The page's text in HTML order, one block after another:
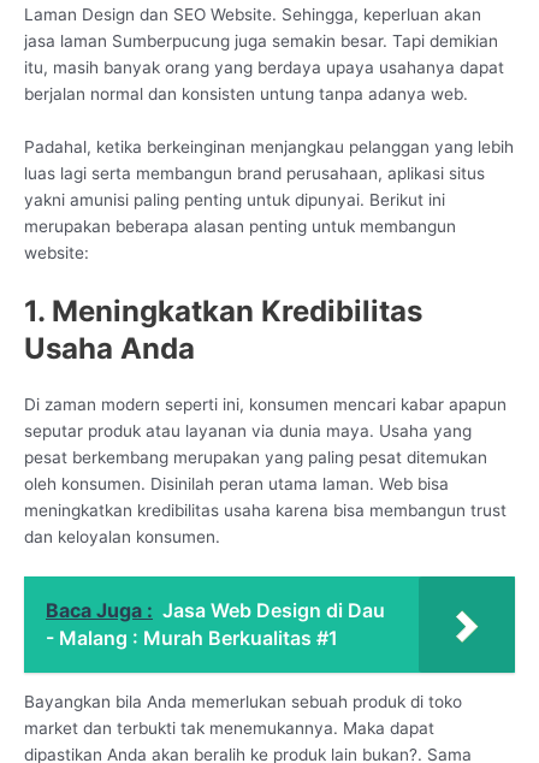
Laman Design dan SEO Website. Sehingga, keperluan akan
jasa laman Sumberpucung juga semakin besar. Tapi demikian
itu, masih banyak orang yang berdaya upaya usahanya dapat
berjalan normal dan konsisten untung tanpa adanya web.
Padahal, ketika berkeinginan menjangkau pelanggan yang lebih
luas lagi serta membangun brand perusahaan, aplikasi situs
yakni amunisi paling penting untuk dipunyai. Berikut ini
merupakan beberapa alasan penting untuk membangun
website:
1. Meningkatkan Kredibilitas
Usaha Anda
Di zaman modern seperti ini, konsumen mencari kabar apapun
seputar produk atau layanan via dunia maya. Usaha yang
pesat berkembang merupakan yang paling pesat ditemukan
oleh konsumen. Disinilah peran utama laman. Web bisa
meningkatkan kredibilitas usaha karena bisa membangun trust
dan keloyalan konsumen.
Baca Juga : Jasa Web Design di Dau
- Malang : Murah Berkualitas #1
Bayangkan bila Anda memerlukan sebuah produk di toko
market dan terbukti tak menemukannya. Maka dapat
dipastikan Anda akan beralih ke produk lain bukan?. Sama